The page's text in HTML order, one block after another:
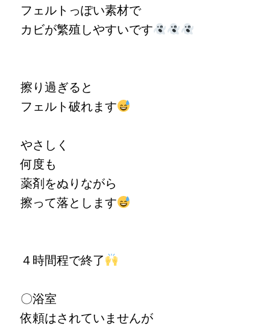
フェルトっぽい素材で
カビが繁殖しやすいです
擦り過ぎると
フェルト破れます
やさしく
何度も
薬剤をぬりながら
擦って落とします
４時間程で終了
〇浴室
依頼はされていませんが